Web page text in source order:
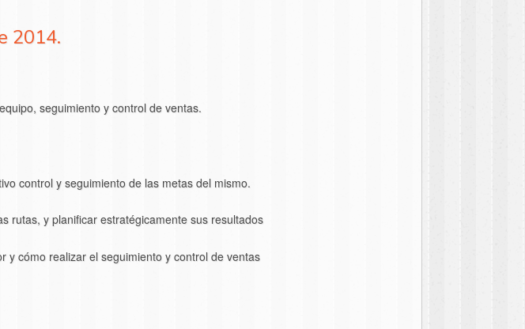
2014.
seguimiento y control de ventas.
control y seguimiento de las metas del mismo.
rutas, y planificar estratégicamente sus resultados
y cómo realizar el seguimiento y control de ventas